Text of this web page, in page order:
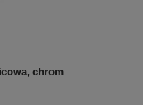
chrom